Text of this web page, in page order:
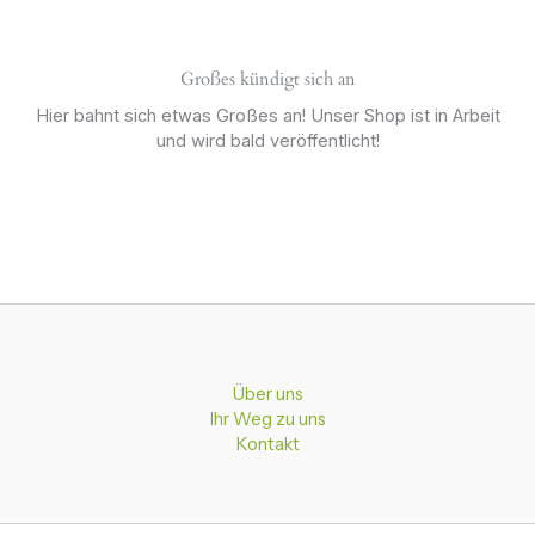
Großes kündigt sich an
Hier bahnt sich etwas Großes an! Unser Shop ist in Arbeit
und wird bald veröffentlicht!
Über uns
Ihr Weg zu uns
Kontakt